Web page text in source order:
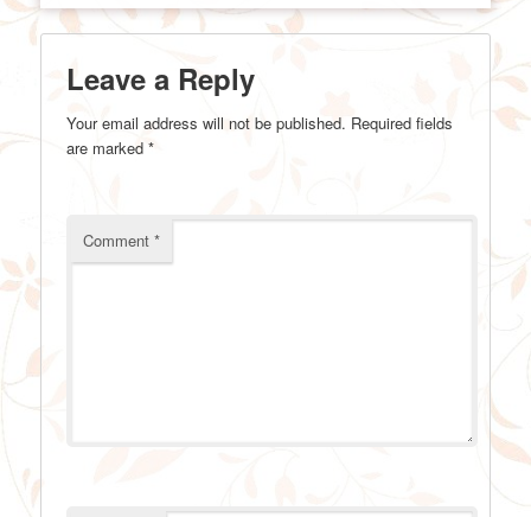
Leave a Reply
Your email address will not be published. Required fields
are marked*
Comment*